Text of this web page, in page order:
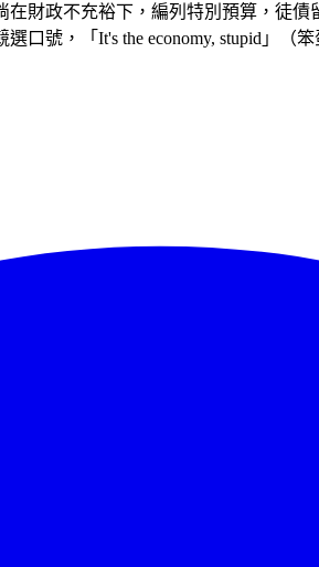
財政不充裕下，編列特別預算，徒
口號，「It's the economy, stupid」（